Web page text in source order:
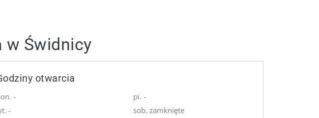
w Świdnicy
otwarcia
-
-
pi. -
sob. zamknięte